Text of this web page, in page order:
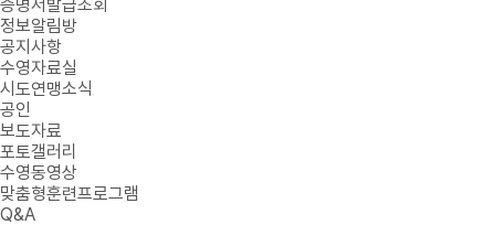
증명서발급조회
정보알림방
공지사항
수영자료실
시도연맹소식
공인
보도자료
포토갤러리
수영동영상
맞춤형훈련프로그램
Q&A